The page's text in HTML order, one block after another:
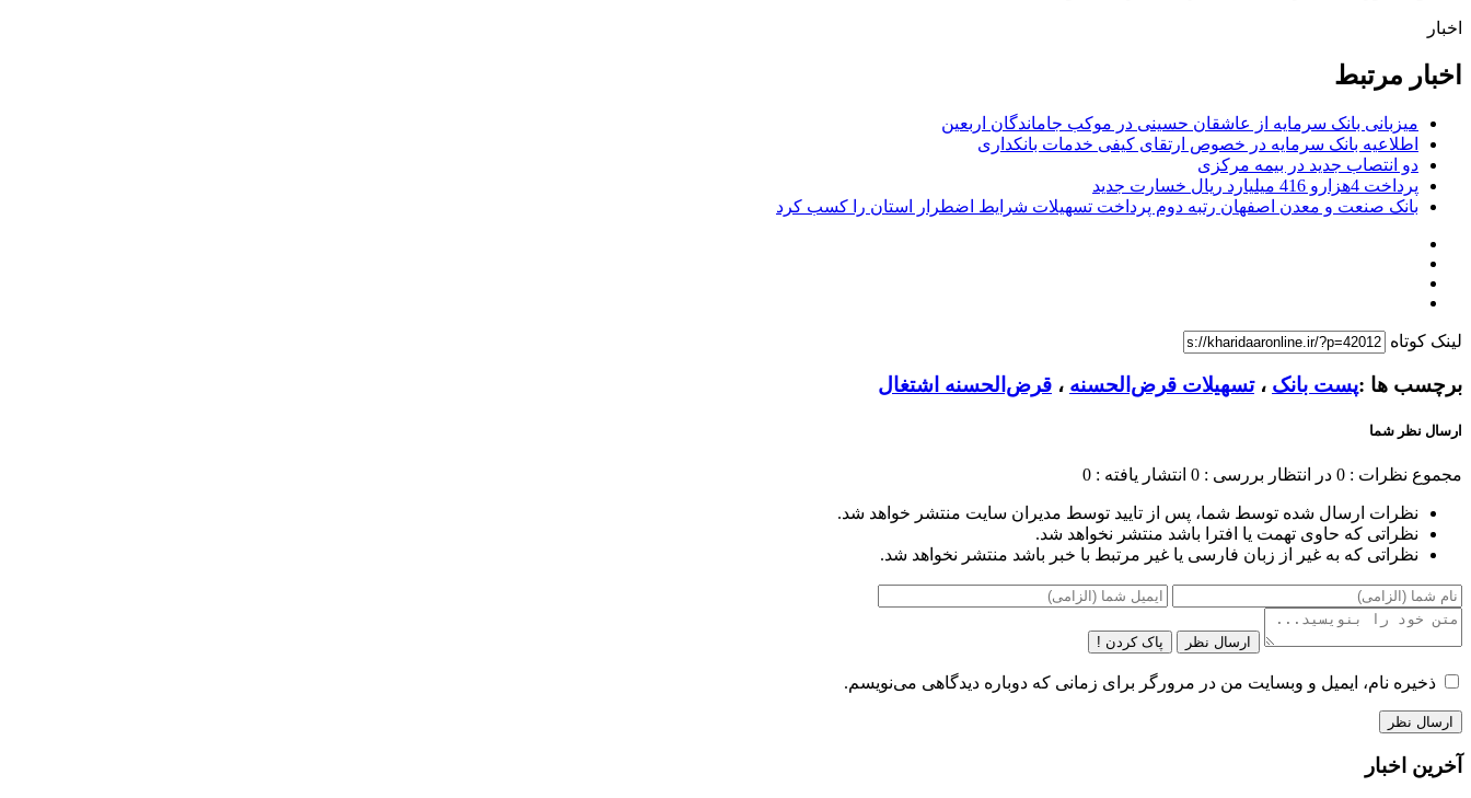
اخبار
اخبار مرتبط
میزبانی بانک سرمایه از عاشقان حسینی در موکب جاماندگان اربعین
اطلاعیه بانک سرمایه در خصوص ارتقای کیفی خدمات بانکداری
دو انتصاب جدید در بیمه مركزی
پرداخت 4هزارو 416 میلیارد ریال خسارت جدید
بانک صنعت و معدن اصفهان رتبه دوم پرداخت تسهیلات شرایط اضطرار استان را کسب کرد
لینک کوتاه
برچسب ها :پست بانک ،تسهیلات قرض‌الحسنه ، قرض‌الحسنه اشتغال
ارسال نظر شما
مجموع نظرات : 0 در انتظار بررسی : 0 انتشار یافته : 0
نظرات ارسال شده توسط شما، پس از تایید توسط مدیران سایت منتشر خواهد شد.
نظراتی که حاوی تهمت یا افترا باشد منتشر نخواهد شد.
نظراتی که به غیر از زبان فارسی یا غیر مرتبط با خبر باشد منتشر نخواهد شد.
ارسال نظر پاک کردن !
ذخیره نام، ایمیل و وبسایت من در مرورگر برای زمانی که دوباره دیدگاهی می‌نویسم.
آخرین اخبار